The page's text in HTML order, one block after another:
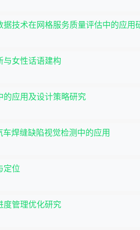
据技术在网格服务质量评估中的应用
与女性话语建构
的应用及设计策略研究
焊缝缺陷视觉检测中的应用
定位
度管理优化研究